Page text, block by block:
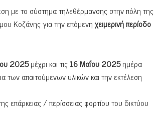
με το σύστημα τηλεθέρμανσης στην πόλη της
Κοζάνης για την επόμενηχειμερινή περίοδο
2025μέχρι και τις16 Μαΐου 2025ημέρα
των απαιτούμενων υλικών και την εκτέλεση
επάρκειας / περίσσειας φορτίου του δικτύου